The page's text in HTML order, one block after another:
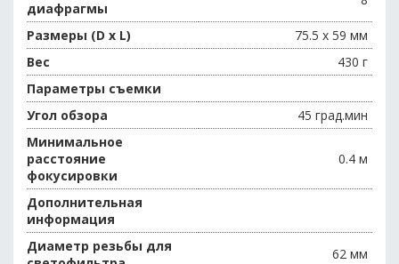
диафрагмы
Размеры (D x L)
75.5 x 59 мм
Вес
430 г
Параметры съемки
Угол обзора
45 град.мин
Минимальное
расстояние
фокусировки
0.4 м
Дополнительная
информация
Диаметр резьбы для
62 мм